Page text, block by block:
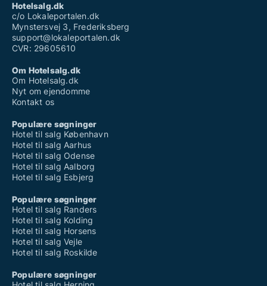
Hotelsalg.dk
c/o Lokaleportalen.dk
Mynstersvej 3, Frederiksberg
support@lokaleportalen.dk
CVR: 29605610
Om Hotelsalg.dk
Om Hotelsalg.dk
Nyt om ejendomme
Kontakt os
Populære søgninger
Hotel til salg København
Hotel til salg Aarhus
Hotel til salg Odense
Hotel til salg Aalborg
Hotel til salg Esbjerg
Populære søgninger
Hotel til salg Randers
Hotel til salg Kolding
Hotel til salg Horsens
Hotel til salg Vejle
Hotel til salg Roskilde
Populære søgninger